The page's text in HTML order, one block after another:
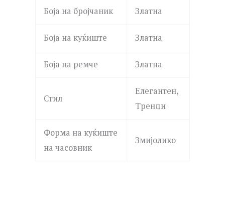
Боја на бројчаник Златна
Боја на куќиште Златна
Боја на ремче Златна
Стил
Елегантен,
Тренди
Форма на куќиште
на часовник
Змијолико